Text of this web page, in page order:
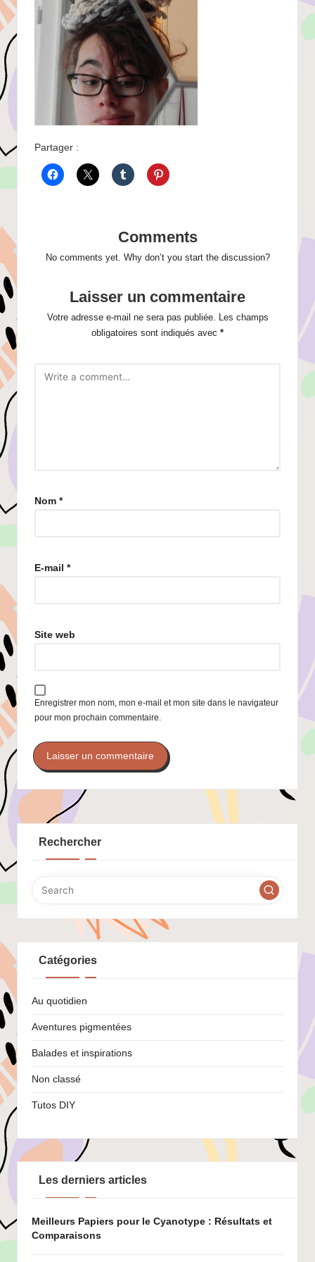
Partager :
Comments
No comments yet. Why don’t you start the discussion?
Laisser un commentaire
Votre adresse e-mail ne sera pas publiée.
Les champs
obligatoires sont indiqués avec *
Nom *
E-mail *
Site web
Enregistrer mon nom, mon e-mail et mon site dans le navigateur
pour mon prochain commentaire.
Rechercher
Catégories
Au quotidien
Aventures pigmentées
Balades et inspirations
Non classé
Tutos DIY
Les derniers articles
Meilleurs Papiers pour le Cyanotype : Résultats et
Comparaisons